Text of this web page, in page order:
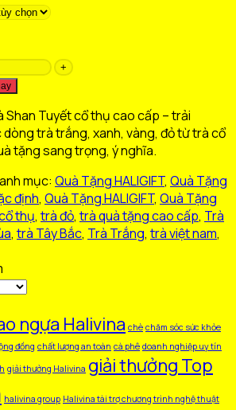
tại
Shan Tuyết cổ thụ cao cấp – trải
trà trắng, xanh, vàng, đỏ từ trà cổ
tặng sang trọng, ý nghĩa.
mục: Quà Tặng HALIGIFT, Quà Tặng
định, Quà Tặng HALIGIFT, Quà Tặng
thụ,trà đỏ,trà quà tặng cao cấp, Trà
,trà Tây Bắc, Trà Trắng,trà việt nam,
ngựa Halivina chè chăm sóc sức khỏe
đồng chất lượng an toàn cà phê doanh nghiệp uy tín
giải thưởng Halivina giải thưởng Top
halivina group Halivina tài trợ chương trình nghệ thuật